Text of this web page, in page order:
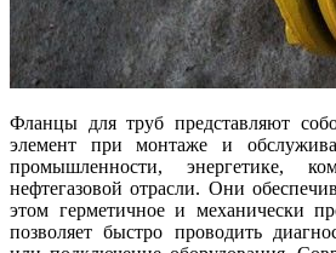
Фланцы для труб представляют
элемент при монтаже и
промышленности, энергетике,
нефтегазовой отрасли. Они
этом герметичное и механически
позволяет быстро проводить